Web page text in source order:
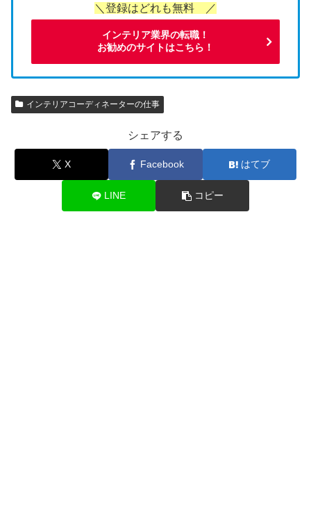
＼登録はどれも無料 ／
インテリア業界の転職！
お勧めのサイトはこちら！
インテリアコーディネーターの仕事
シェアする
X Facebook はてブ
LINE コピー